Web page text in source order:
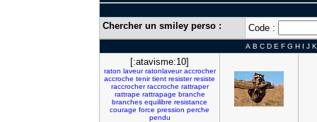
Chercher un smiley perso : Code :
A B C D E F G H I J K
[:atavisme:10]
raton laveur ratonlaveur accrocher
accroche tenir tient resister resiste
raccrocher raccroche rattraper
rattrape rattrapage branche
branches equilibre resistance
courage force pression perche
pendu